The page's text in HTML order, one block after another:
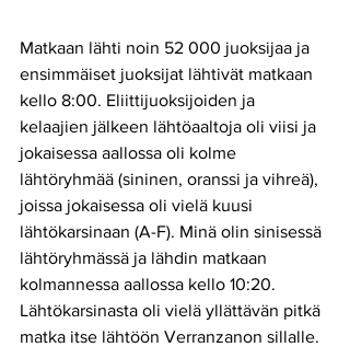
Matkaan lähti noin 52 000 juoksijaa ja
ensimmäiset juoksijat lähtivät matkaan
kello 8:00. Eliittijuoksijoiden ja
kelaajien jälkeen lähtöaaltoja oli viisi ja
jokaisessa aallossa oli kolme
lähtöryhmää (sininen, oranssi ja vihreä),
joissa jokaisessa oli vielä kuusi
lähtökarsinaan (A-F). Minä olin sinisessä
lähtöryhmässä ja lähdin matkaan
kolmannessa aallossa kello 10:20.
Lähtökarsinasta oli vielä yllättävän pitkä
matka itse lähtöön Verranzanon sillalle.